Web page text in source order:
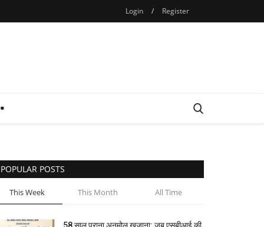
Login / Register
POPULAR POSTS
This Week This Month All Time